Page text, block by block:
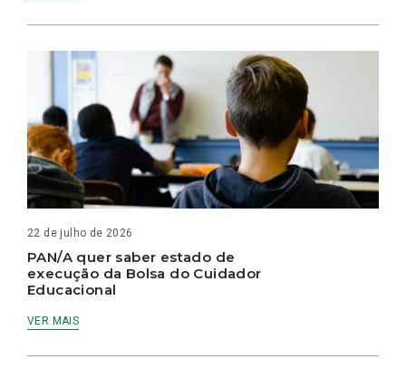
22 de julho de 2026
PAN/A quer saber estado de
execução da Bolsa do Cuidador
Educacional
VER MAIS